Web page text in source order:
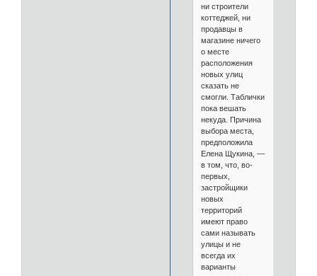
ни строители
коттеджей, ни
продавцы в
магазине ничего
о месте
расположения
новых улиц
сказать не
смогли. Таблички
пока вешать
некуда. Причина
выбора места,
предположила
Елена Щукина, —
в том, что, во-
первых,
застройщики
новых
территорий
имеют право
сами называть
улицы и не
всегда их
варианты